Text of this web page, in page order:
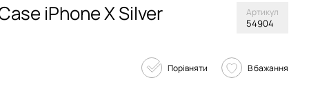
iPhone X Silver Артикул
54904
Порівняти В бажання